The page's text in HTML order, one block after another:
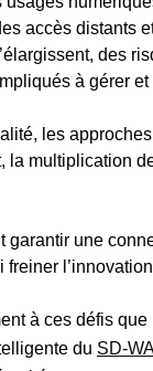
accès distants
des
à gérer
les
la multiplication
garantir une
freiner
à ces défis que
du SD-